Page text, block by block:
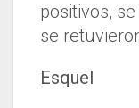
positivos,
se
Esquel